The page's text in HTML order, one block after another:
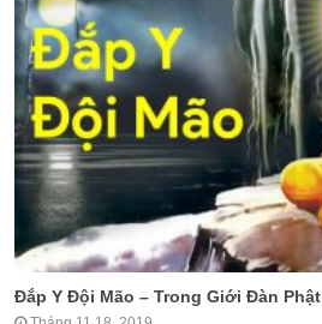
Đắp Y Đội Mão – Trong Giới Đàn